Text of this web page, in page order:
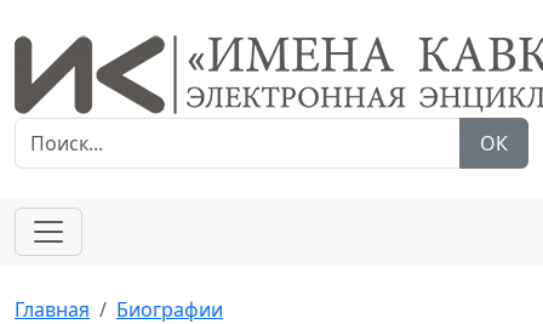
ОК
Главная
Биографии